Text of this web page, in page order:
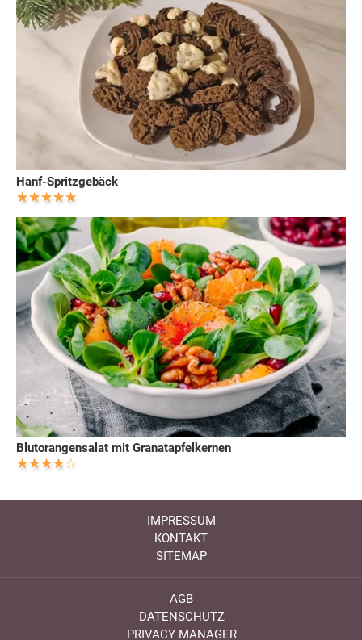
Hanf-Spritzgebäck
Blutorangensalat mit Granatapfelkernen
IMPRESSUM
KONTAKT
SITEMAP
AGB
DATENSCHUTZ
PRIVACY MANAGER